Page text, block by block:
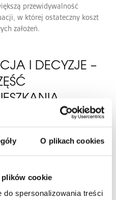
O plikach cookies
cookie
spersonalizowania treści
przewidywalność
w której ostateczny koszt
założeń.
I DECYZJE –
wnętrza to proces
także czasu i stałego
które trzeba podjąć w trakcie